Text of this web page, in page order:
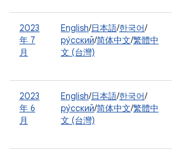
2023
年 7
月
English/日本語/한국어/
ру́сский/简体中文/繁體中
文 (台灣)
2023
年 6
月
English/日本語/한국어/
ру́сский/简体中文/繁體中
文 (台灣)